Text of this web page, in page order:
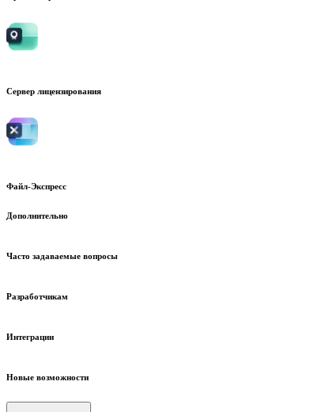
Сервер лицензирования
Файл-Экспресс
Дополнительно
Часто задаваемые вопросы
Разработчикам
Интеграции
Новые возможности